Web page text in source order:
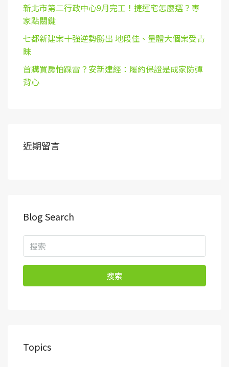
新北市第二行政中心9月完工！捷運宅怎麼選？專
家點關鍵
七都新建案十強逆勢勝出 地段佳、量體大個案受青
睞
首購買房怕踩雷？安新建經：履約保證是成家防彈
背心
近期留言
Blog Search
搜索
Topics